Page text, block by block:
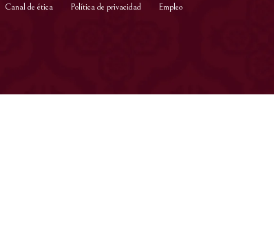
Canal de ética Política de privacidad Empleo